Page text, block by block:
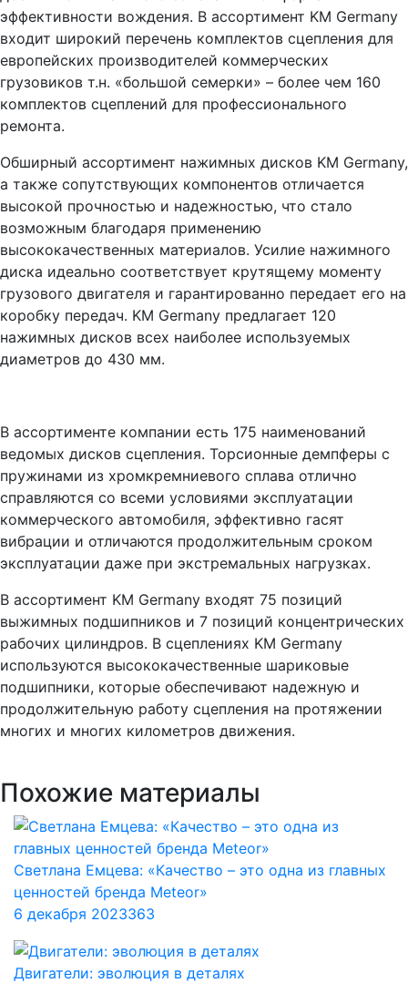
эффективности вождения. В ассортимент KM Germany
входит широкий перечень комплектов сцепления для
европейских производителей коммерческих
грузовиков т.н. «большой семерки» – более чем 160
комплектов сцеплений для профессионального
ремонта.
Обширный ассортимент нажимных дисков KM Germany,
а также сопутствующих компонентов отличается
высокой прочностью и надежностью, что стало
возможным благодаря применению
высококачественных материалов. Усилие нажимного
диска идеально соответствует крутящему моменту
грузового двигателя и гарантированно передает его на
коробку передач. KM Germany предлагает 120
нажимных дисков всех наиболее используемых
диаметров до 430 мм.
В ассортименте компании есть 175 наименований
ведомых дисков сцепления. Торсионные демпферы с
пружинами из хромкремниевого сплава отлично
справляются со всеми условиями эксплуатации
коммерческого автомобиля, эффективно гасят
вибрации и отличаются продолжительным сроком
эксплуатации даже при экстремальных нагрузках.
В ассортимент KM Germany входят 75 позиций
выжимных подшипников и 7 позиций концентрических
рабочих цилиндров. В сцеплениях KM Germany
используются высококачественные шариковые
подшипники, которые обеспечивают надежную и
продолжительную работу сцепления на протяжении
многих и многих километров движения.
Похожие материалы
Светлана Емцева: «Качество – это одна из главных
ценностей бренда Meteor»
6 декабря 2023363
Двигатели: эволюция в деталях